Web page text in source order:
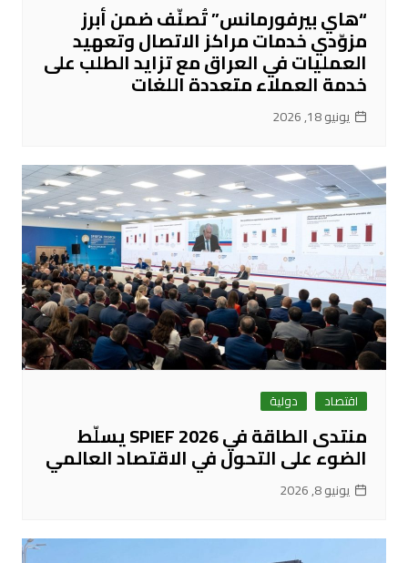
“هاي بيرفورمانس” تُصنّف ضمن أبرز
مزوّدي خدمات مراكز الاتصال وتعهيد
العمليات في العراق مع تزايد الطلب على
خدمة العملاء متعددة اللغات
يونيو 18, 2026
اقتصاد دولية
منتدى الطاقة في SPIEF 2026 يسلّط
الضوء على التحول في الاقتصاد العالمي
يونيو 8, 2026